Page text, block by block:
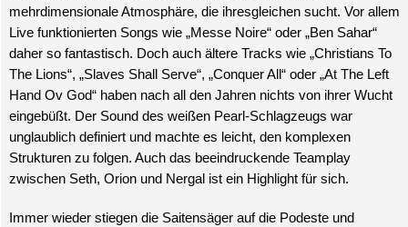
mehrdimensionale Atmosphäre, die ihresgleichen sucht. Vor allem
Live funktionierten Songs wie „Messe Noire“ oder „Ben Sahar“
daher so fantastisch. Doch auch ältere Tracks wie „Christians To
The Lions“, „Slaves Shall Serve“, „Conquer All“ oder „At The Left
Hand Ov God“ haben nach all den Jahren nichts von ihrer Wucht
eingebüßt. Der Sound des weißen Pearl-Schlagzeugs war
unglaublich definiert und machte es leicht, den komplexen
Strukturen zu folgen. Auch das beeindruckende Teamplay
zwischen Seth, Orion und Nergal ist ein Highlight für sich.
Immer wieder stiegen die Saitensäger auf die Podeste und